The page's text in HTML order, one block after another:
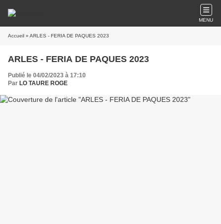
MENU
Accueil » ARLES - FERIA DE PAQUES 2023
ARLES - FERIA DE PAQUES 2023
Publié le 04/02/2023 à 17:10
Par LO TAURE ROGE